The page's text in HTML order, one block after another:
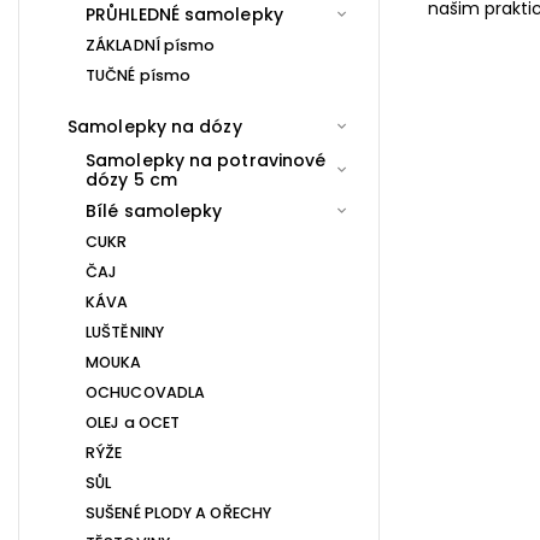
PRŮHLEDNÉ samolepky
ZÁKLADNÍ písmo
TUČNÉ písmo
Samolepky na dózy
Samolepky na potravinové
dózy 5 cm
Bílé samolepky
CUKR
ČAJ
KÁVA
LUŠTĚNINY
MOUKA
OCHUCOVADLA
OLEJ a OCET
RÝŽE
SŮL
SUŠENÉ PLODY A OŘECHY
našim